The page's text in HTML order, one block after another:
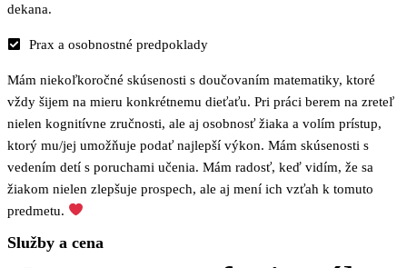
dekana.
Prax a osobnostné predpoklady
Mám niekoľkoročné skúsenosti s doučovaním matematiky, ktoré
vždy šijem na mieru konkrétnemu dieťaťu. Pri práci berem na zreteľ
nielen kognitívne zručnosti, ale aj osobnosť žiaka a volím prístup,
ktorý mu/jej umožňuje podať najlepší výkon. Mám skúsenosti s
vedením detí s poruchami učenia. Mám radosť, keď vidím, že sa
žiakom nielen zlepšuje prospech, ale aj mení ich vzťah k tomuto
predmetu.
Služby a cena